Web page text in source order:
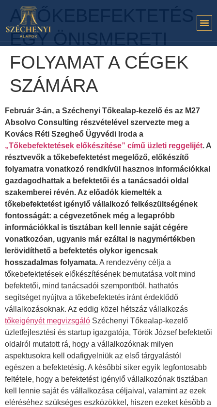
A TŐKEBEFEKTETÉS
EGY ÖNISMERETI
FOLYAMAT A CÉGEK
SZÁMÁRA
Február 3-án, a Széchenyi Tőkealap-kezelő és az M27
Absolvo Consulting részvételével szervezte meg a
Kovács Réti Szegheő Ügyvédi Iroda a
„Tőkebefektetések előkészítése” című üzleti reggelijét. A
résztvevők a tőkebefektetést megelőző, előkészítő
folyamatra vonatkozó rendkívül hasznos információkkal
gazdagodhattak a befektetői és a tanácsadói oldal
szakemberei révén. Az előadók kiemelték a
tőkebefektetést igénylő vállalkozó felkészültségének
fontosságát: a cégvezetőnek még a legapróbb
információkkal is tisztában kell lennie saját cégére
vonatkozóan, ugyanis már ezáltal is nagymértékben
lerövidíthető a befektetés olykor igencsak
hosszadalmas folyamata.A rendezvény célja a
tőkebefektetések előkészítésének bemutatása volt mind
befektetői, mind tanácsadói szempontból, hathatós
segítséget nyújtva a tőkebefektetés iránt érdeklődő
vállalkozásoknak. Az eddig közel hétszáz vállalkozás
tőkeigényét megvizsgáló Széchenyi Tőkealap-kezelő
üzletfejlesztési és startup igazgatója, Török József befektetői
oldalról mutatott rá, hogy a vállalkozóknak milyen
aspektusokra kell odafigyelniük az első tárgyalástól
egészen a befektetésig. A későbbi siker egyik legfontosabb
feltétele, hogy a befektetést igénylő vállalkozónak tisztában
kell lennie saját és vállalkozása céljaival, valamint az ezek
eléréséhez szükséges eszközökkel, hiszen ezeket később a